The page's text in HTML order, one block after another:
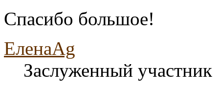
Спасибо большое!
ЕленаAg
Заслуженный участник